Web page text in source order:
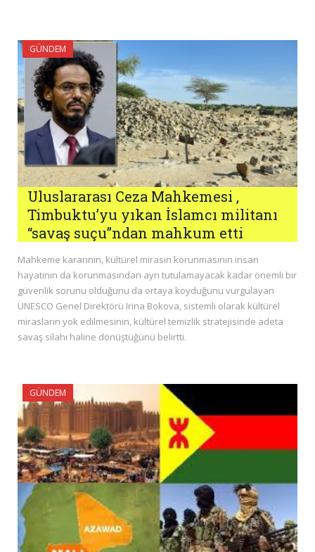
GÜNDEM
Uluslararası Ceza Mahkemesi ,
Timbuktu’yu yıkan İslamcı militanı
“savaş suçu”ndan mahkum etti
Mahkeme kararının, kültürel mirasın korunmasının insan
hayatının da korunmasından ayrı tutulamayacak kadar önemli bir
güvenlik sorunu olduğunu da ortaya koyduğunu vurgulayan
UNESCO Genel Direktörü Irina Bokova, sistemli olarak kültürel
mirasların yok edilmesinin, kültürel temizlik stratejisinde adeta
savaş silahı haline dönüştüğünü belirtti.
GÜNDEM